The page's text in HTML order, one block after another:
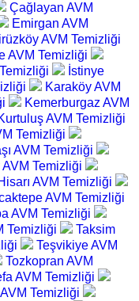
Çağlayan AVM
Emirgan AVM
AVM Temizliği
AVM Temizliği
İstinye
Karaköy AVM
Kemerburgaz AVM
AVM Temizliği
Temizliği
AVM Temizliği
Temizliği
AVM Temizliği
AVM Temizliği
AVM Temizliği
Temizliği
Taksim
Teşvikiye AVM
Tozkopran AVM
AVM Temizliği
Temizliği